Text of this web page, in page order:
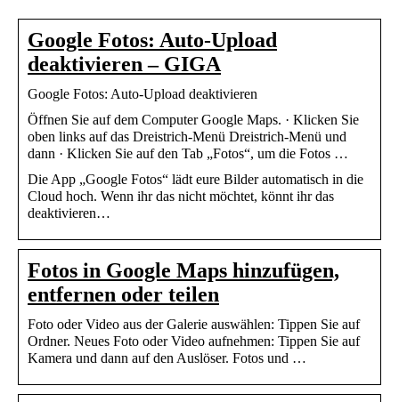
Google Fotos: Auto-Upload
deaktivieren – GIGA
Google Fotos: Auto-Upload deaktivieren
Öffnen Sie auf dem Computer Google Maps. · Klicken Sie
oben links auf das Dreistrich-Menü Dreistrich-Menü und
dann · Klicken Sie auf den Tab „Fotos“, um die Fotos …
Die App „Google Fotos“ lädt eure Bilder automatisch in die
Cloud hoch. Wenn ihr das nicht möchtet, könnt ihr das
deaktivieren…
Fotos in Google Maps hinzufügen,
entfernen oder teilen
Foto oder Video aus der Galerie auswählen: Tippen Sie auf
Ordner. Neues Foto oder Video aufnehmen: Tippen Sie auf
Kamera und dann auf den Auslöser. Fotos und …